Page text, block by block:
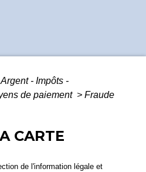
Argent - Impôts -
de paiement > Fraude
CARTE
de l'information légale et